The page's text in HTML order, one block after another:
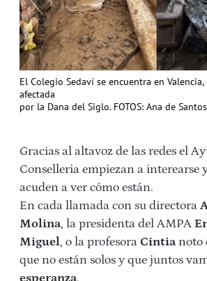
El Colegio Sedaví se encuentra en
afectada
por la Dana del Siglo. FOTOS: Ana de
Gracias al altavoz de las redes el
Conselleria empiezan a interearse
acuden a ver cómo están.
En cada llamada con su directora
Molina, la presidenta del AMPA
Miguel, o la profesora Cintia noto
que no están solos y que juntos